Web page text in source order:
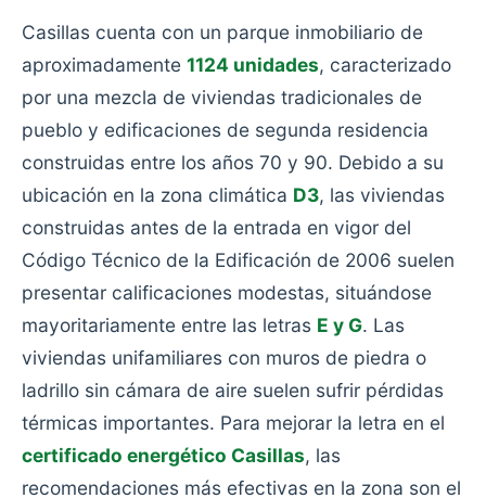
Casillas cuenta con un parque inmobiliario de
aproximadamente 1124 unidades, caracterizado
por una mezcla de viviendas tradicionales de
pueblo y edificaciones de segunda residencia
construidas entre los años 70 y 90. Debido a su
ubicación en la zona climática D3, las viviendas
construidas antes de la entrada en vigor del
Código Técnico de la Edificación de 2006 suelen
presentar calificaciones modestas, situándose
mayoritariamente entre las letras E y G. Las
viviendas unifamiliares con muros de piedra o
ladrillo sin cámara de aire suelen sufrir pérdidas
térmicas importantes. Para mejorar la letra en el
certificado energético Casillas, las
recomendaciones más efectivas en la zona son el